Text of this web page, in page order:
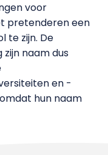
voor
pretenderen een
te zijn. De
naam dus
en -
hun naam